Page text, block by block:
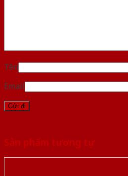
Tên
Email
Sản phẩm tương tự